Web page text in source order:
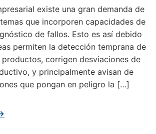
existe una gran demanda de
que incorporen capacidades de
de fallos. Esto es así debido
permiten la detección temprana de
corrigen desviaciones de
y principalmente avisan de
que pongan en peligro la […]